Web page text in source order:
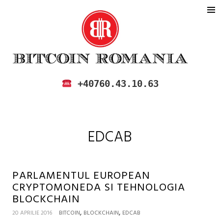
BITCOIN ROMANIA
CUMPARA SI VINDE BITCOIN IN
+40760.43.10.63
EDCAB
PARLAMENTUL EUROPEAN
CRYPTOMONEDA SI TEHNOLOGIA
BLOCKCHAIN
20 APRILIE 2016 BITCOIN, BLOCKCHAIN, EDCAB